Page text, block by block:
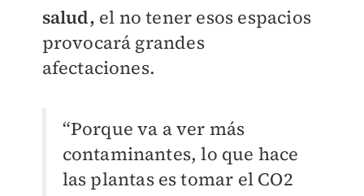
salud, el no tener esos espacios
provocará grandes
afectaciones.
“Porque va a ver más
contaminantes, lo que hace
las plantas es tomar el CO2